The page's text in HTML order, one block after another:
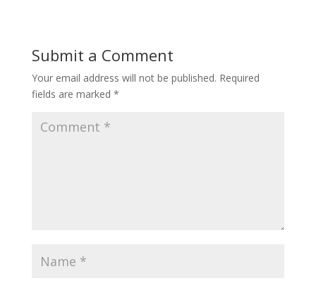
Submit a Comment
Your email address will not be published. Required
fields are marked *